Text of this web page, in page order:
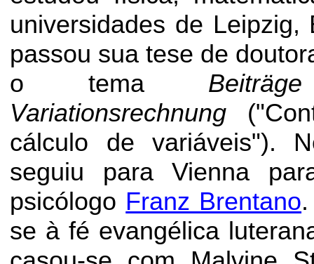
universidades de
passou sua tese de
o tema Beiträge
Variationsrechnung
cálculo de variáveis").
seguiu para Vienna
psicólogo Franz Brentano
se à fé evangélica